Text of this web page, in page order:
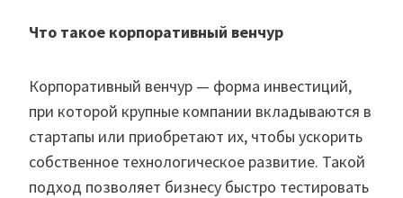
Что такое корпоративный венчур
Корпоративный венчур — форма инвестиций,
при которой крупные компании вкладываются в
стартапы или приобретают их, чтобы ускорить
собственное технологическое развитие. Такой
подход позволяет бизнесу быстро тестировать